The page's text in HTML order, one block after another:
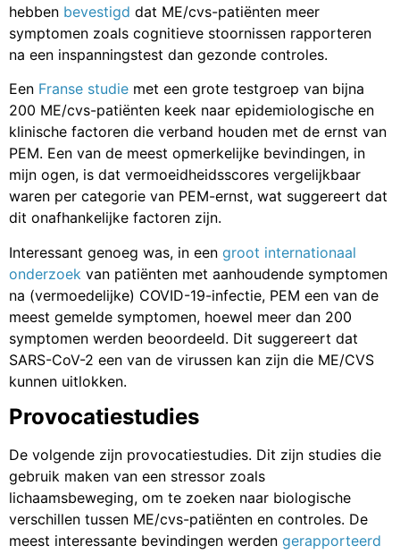
hebben bevestigd dat ME/cvs-patiënten meer
symptomen zoals cognitieve stoornissen rapporteren
na een inspanningstest dan gezonde controles.
Een Franse studie met een grote testgroep van bijna
200 ME/cvs-patiënten keek naar epidemiologische en
klinische factoren die verband houden met de ernst van
PEM. Een van de meest opmerkelijke bevindingen, in
mijn ogen, is dat vermoeidheidsscores vergelijkbaar
waren per categorie van PEM-ernst, wat suggereert dat
dit onafhankelijke factoren zijn.
Interessant genoeg was, in een groot internationaal
onderzoek van patiënten met aanhoudende symptomen
na (vermoedelijke) COVID-19-infectie, PEM een van de
meest gemelde symptomen, hoewel meer dan 200
symptomen werden beoordeeld. Dit suggereert dat
SARS-CoV-2 een van de virussen kan zijn die ME/CVS
kunnen uitlokken.
Provocatiestudies
De volgende zijn provocatiestudies. Dit zijn studies die
gebruik maken van een stressor zoals
lichaamsbeweging, om te zoeken naar biologische
verschillen tussen ME/cvs-patiënten en controles. De
meest interessante bevindingen werden gerapporteerd